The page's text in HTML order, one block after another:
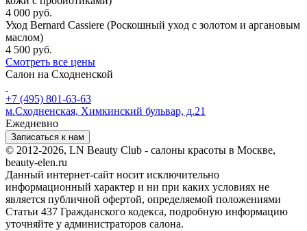
4 000 руб.
Уход Bernard Cassiere (Роскошный уход с золотом и аргановым
маслом)
4 500 руб.
Смотреть все цены
Салон на Сходненской
+7 (495) 801-63-63
м.Сходненская, Химкинский бульвар, д.21
Ежедневно
Записаться к нам
© 2012-2026, LN Beauty Club - салоны красоты в Москве,
beauty-elen.ru
Данный интернет-сайт носит исключительно
информационный характер и ни при каких условиях не
является публичной офертой, определяемой положениями
Статьи 437 Гражданского кодекса, подробную информацию
уточняйте у администраторов салона.